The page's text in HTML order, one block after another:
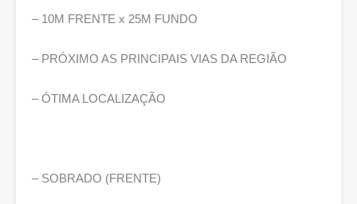
– 10M FRENTE x 25M FUNDO
– PRÓXIMO AS PRINCIPAIS VIAS DA REGIÃO
– ÓTIMA LOCALIZAÇÃO
– SOBRADO (FRENTE)